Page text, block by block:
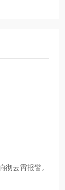
云霄报警。